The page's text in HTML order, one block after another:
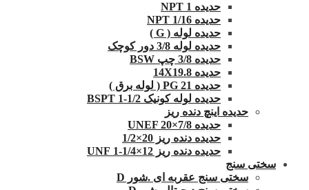
حدیده NPT 1
حدیده 1/16 NPT
حدیده لوله ( G )
حدیده لوله 3/8 دور کوچک
حدیده 3/8 چپ BSW
حدیده 14X19.8
حدیده 21 PG ( لوله برق )
حدیده لوله کونیک 1/2-1 BSPT
حدیده اینچ دنده ریز
حدیده UNEF 20×7/8
حدیده دنده ریز 20×1/2
حدیده دنده ریز 12×1/4-1 UNF
سختی سنج
سختی سنج عقربه ای .شور D